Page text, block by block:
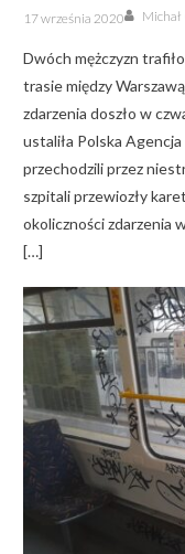
Posted
on
17 września 2020 Author
Dwóch mężczyzn
trasie między
zdarzenia doszło w
ustaliła Polska
przechodzili przez
szpitali przewiozły
okoliczności zdarzenia
[…]